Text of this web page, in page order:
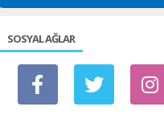
SOSYAL AĞLAR